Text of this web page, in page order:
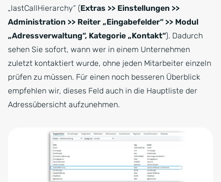
„lastCallHierarchy“ (Extras >> Einstellungen >>
Administration >> Reiter „Eingabefelder“ >> Modul
„Adressverwaltung“, Kategorie „Kontakt“). Dadurch
sehen Sie sofort, wann wer in einem Unternehmen
zuletzt kontaktiert wurde, ohne jeden Mitarbeiter einzeln
prüfen zu müssen. Für einen noch besseren Überblick
empfehlen wir, dieses Feld auch in die Hauptliste der
Adressübersicht aufzunehmen.